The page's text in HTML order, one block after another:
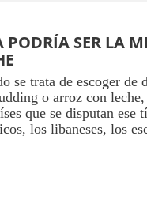
PODRÍA SER LA
se trata de escoger
o arroz con
que se disputan ese
los libaneses, los